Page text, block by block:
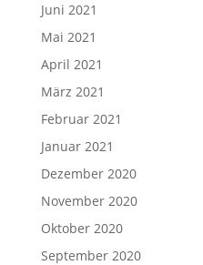
Juni 2021
Mai 2021
April 2021
März 2021
Februar 2021
Januar 2021
Dezember 2020
November 2020
Oktober 2020
September 2020